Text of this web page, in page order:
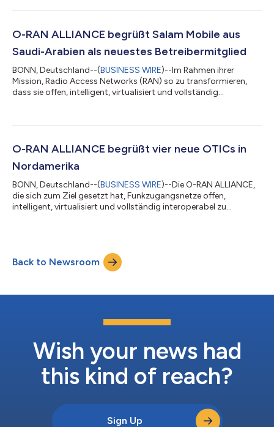
Global PlugFests sind regelmäßig stattfindende
mitgesponsert werden, um den effizienten Fortschritt des O-
RAN-Ökosystems durch gut organisierte T...
O-RAN ALLIANCE begrüßt Salam Mobile aus
Saudi-Arabien als neuestes Betreibermitglied
BONN, Deutschland--(BUSINESS WIRE)--Im Rahmen ihrer
Mission, Radio Access Networks (RAN) so zu transformieren,
dass sie offen, intelligent, virtualisiert und vollständig
damit die weltweite Gemeinschaft von Mobilfunknetzen
widmen. Salam Mobile kündigte kürzlich Pläne zur
Zusammenarbeit mit dem Open RAN-Ökosystem an...
O-RAN ALLIANCE begrüßt vier neue OTICs in
Nordamerika
BONN, Deutschland--(BUSINESS WIRE)--Die O-RAN ALLIANCE,
die sich zum Ziel gesetzt hat, Funkzugangsnetze offen,
intelligent, virtualisiert und vollständig interoperabel zu
der O-RAN ALLIANCE zugelassene Labors, die Auszeichnungen
im Rahmen des O-RAN Certification and Badging Program
vergeben, damit Betreiber Pr...
Back to Newsroom
Wish your news had
this kind of reach?
Sign Up